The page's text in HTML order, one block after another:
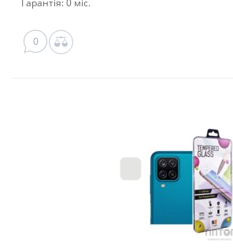
Гарантія: 0 міс.
0